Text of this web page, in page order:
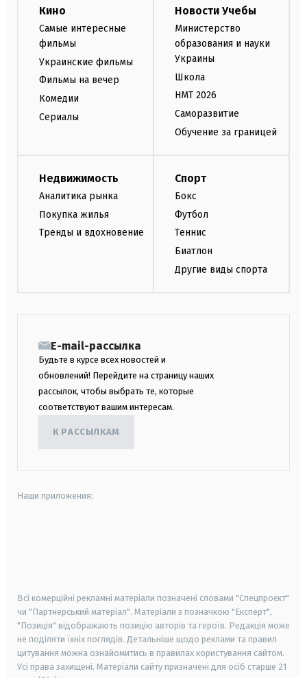
Кино
Самые интересные
фильмы
Украинские фильмы
Фильмы на вечер
Комедии
Сериалы
Новости Учебы
Министерство
образования и науки
Украины
Школа
НМТ 2026
Саморазвитие
Обучение за границей
Недвижимость
Аналитика рынка
Покупка жилья
Тренды и вдохновение
Спорт
Бокс
Футбол
Теннис
Биатлон
Другие виды спорта
E-mail-рассылка
Будьте в курсе всех новостей и
обновлений! Перейдите на страницу наших
рассылок, чтобы выбрать те, которые
соответствуют вашим интересам.
К РАССЫЛКАМ
Наши приложения:
Всі комерційні рекламні матеріали позначені словами "Спецпроєкт"
чи "Партнерський матеріал". Матеріали з позначкою "Експерт",
"Позиція" відображають позицію авторів та героїв. Редакція може
не поділяти їхніх поглядів. Детальніше щодо реклами та правил
цитування можна ознайомитись в правилах користування сайтом.
Усі права захищені. Матеріали сайту призначені для осіб старше 21